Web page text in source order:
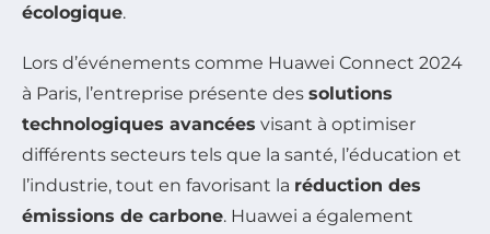
écologique.
Lors d’événements comme Huawei Connect 2024
à Paris, l’entreprise présente des solutions
technologiques avancées visant à optimiser
différents secteurs tels que la santé, l’éducation et
l’industrie, tout en favorisant la réduction des
émissions de carbone. Huawei a également